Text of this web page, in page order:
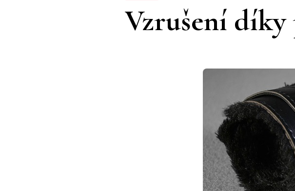
Vzrušení díky